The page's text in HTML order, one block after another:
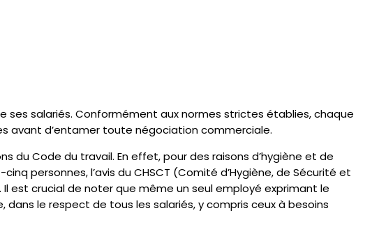
ses salariés. Conformément aux normes strictes établies, chaque
avant d’entamer toute négociation commerciale.
Code du travail. En effet, pour des raisons d’hygiène et de
personnes, l’avis du CHSCT (Comité d’Hygiène, de Sécurité et
est crucial de noter que même un seul employé exprimant le
le respect de tous les salariés, y compris ceux à besoins